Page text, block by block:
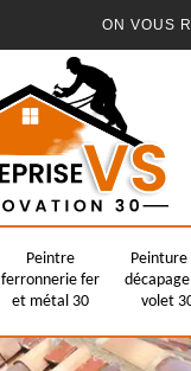
ON VOUS
Peintre
ferronnerie fer
et métal 30
Peinture
volet